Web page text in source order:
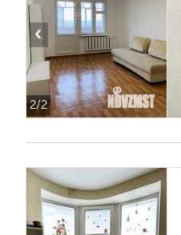
2/2
‹